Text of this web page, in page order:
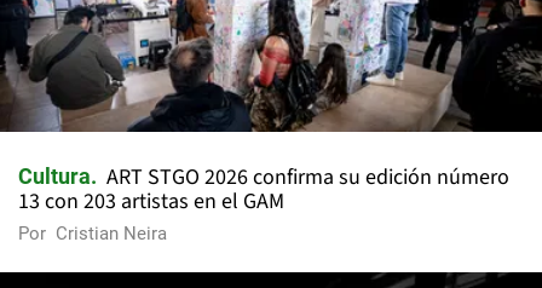
Cultura
ART STGO 2026 confirma su edición número
13 con 203 artistas en el GAM
Por Cristian Neira